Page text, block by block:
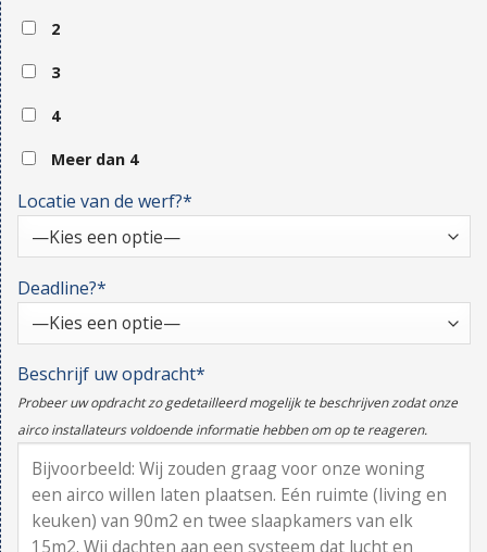
2
3
4
Meer dan 4
Locatie van de werf?*
Deadline?*
Beschrijf uw opdracht*
Probeer uw opdracht zo gedetailleerd mogelijk te beschrijven zodat onze
airco installateurs voldoende informatie hebben om op te reageren.